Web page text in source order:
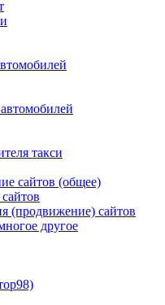
такси
сайтов (общее)
(продвижение) сайтов
другое